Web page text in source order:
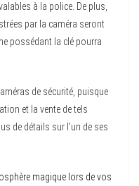
à la police. De plus,
par la caméra seront
possédant la clé pourra
de sécurité, puisque
et la vente de tels
de détails sur l’un de ses
magique lors de vos